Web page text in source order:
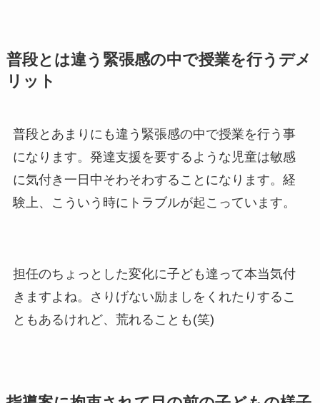
普段とは違う緊張感の中で授業を行うデメ
リット
普段とあまりにも違う緊張感の中で授業を行う事
になります。発達支援を要するような児童は敏感
に気付き一日中そわそわすることになります。経
験上、こういう時にトラブルが起こっています。
担任のちょっとした変化に子ども達って本当気付
きますよね。さりげない励ましをくれたりするこ
ともあるけれど、荒れることも(笑)